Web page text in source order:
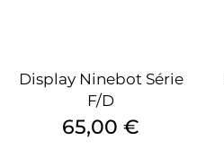
Display Ninebot Série
F/D
Prix
65,00 €